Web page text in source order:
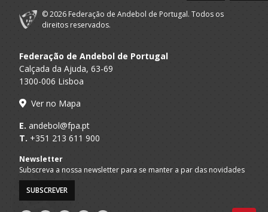
2016/17
A.A. Porto
ACADEMICA S.
MAMEDE
Minis M / Infantis M
A.A. Porto
ACADEMICA S.
MAMEDE
© 2026 Federação de Andebol de Portugal. Todos os
direitos reservados.
Federação de Andebol de Portugal
Calçada da Ajuda, 63-69
1300-006 Lisboa
Ver no Mapa
E. andebol@fpa.pt
T. +351 213 611 900
Newsletter
Subscreva a nossa newsletter para se manter a par das novidades
SUBSCREVER